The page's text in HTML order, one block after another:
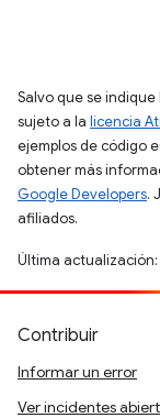
Salvo que se
sujeto a la licencia
ejemplos de código
obtener más
Google Developers.
afiliados.
Última
Contribuir
Informar un error
Ver incidentes